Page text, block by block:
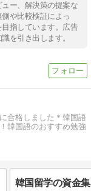
ー、解決策の提案な
や比較検証によっ
指しています。広告
を引き出します。
合格しました＊韓国語
韓国語のおすすめ勉強